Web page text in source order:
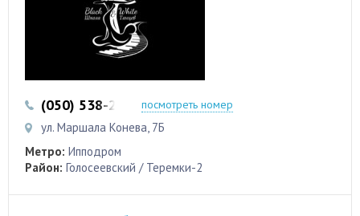
(050) 538-28-81посмотреть номер
ул. Маршала Конева, 7Б
Метро: Ипподром
Район: Голосеевский / Теремки-2